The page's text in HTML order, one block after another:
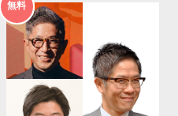
度
無料